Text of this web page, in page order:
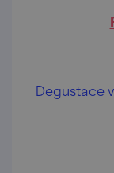
Degustace